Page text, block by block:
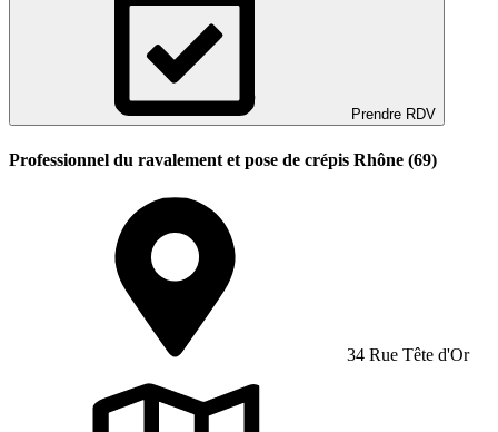
Prendre RDV
Professionnel du ravalement et pose de crépis Rhône (69)
34 Rue Tête d'Or